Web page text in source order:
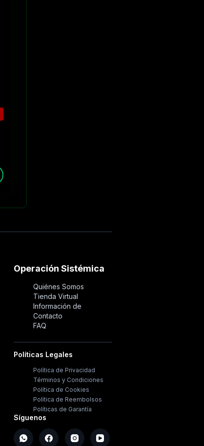
Operación Sistémica
Quiénes Somos
Tienda Virtual
Información de
Contacto
FAQ
Políticas Legales
Política de Privacidad
Términos y Condiciones
Política de Cookies
Política de Reembolsos
Políticas de Garantía
Síguenos